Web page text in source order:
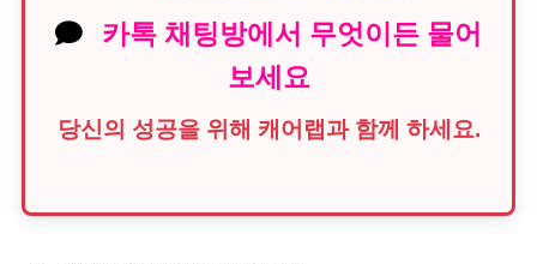
카톡 채팅방에서 무엇이든 물어
보세요
당신의 성공을 위해 캐어랩과 함께 하세요.